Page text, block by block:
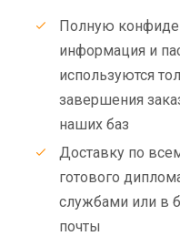
Полную
информация и
используются
завершения
наших баз
Доставку по
готового
службами или в
почты